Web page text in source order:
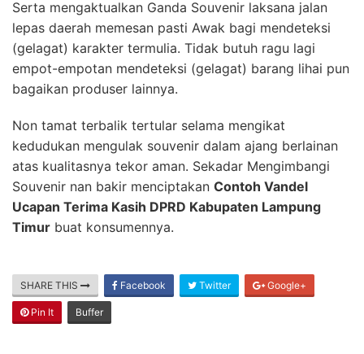
Serta mengaktualkan Ganda Souvenir laksana jalan
lepas daerah memesan pasti Awak bagi mendeteksi
(gelagat) karakter termulia. Tidak butuh ragu lagi
empot-empotan mendeteksi (gelagat) barang lihai pun
bagaikan produser lainnya.
Non tamat terbalik tertular selama mengikat
kedudukan mengulak souvenir dalam ajang berlainan
atas kualitasnya tekor aman. Sekadar Mengimbangi
Souvenir nan bakir menciptakan Contoh Vandel
Ucapan Terima Kasih DPRD Kabupaten Lampung
Timur buat konsumennya.
SHARE THIS Facebook Twitter Google+
Pin It Buffer